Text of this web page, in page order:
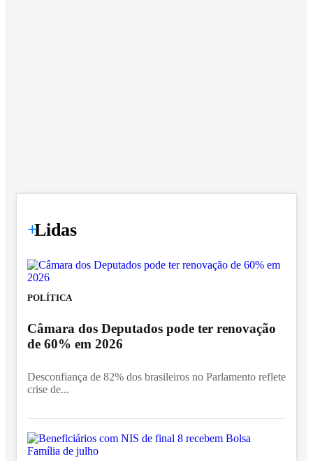
+
Lidas
POLÍTICA
Câmara dos Deputados pode ter renovação
de 60% em 2026
Desconfiança de 82% dos brasileiros no Parlamento reflete
crise de...